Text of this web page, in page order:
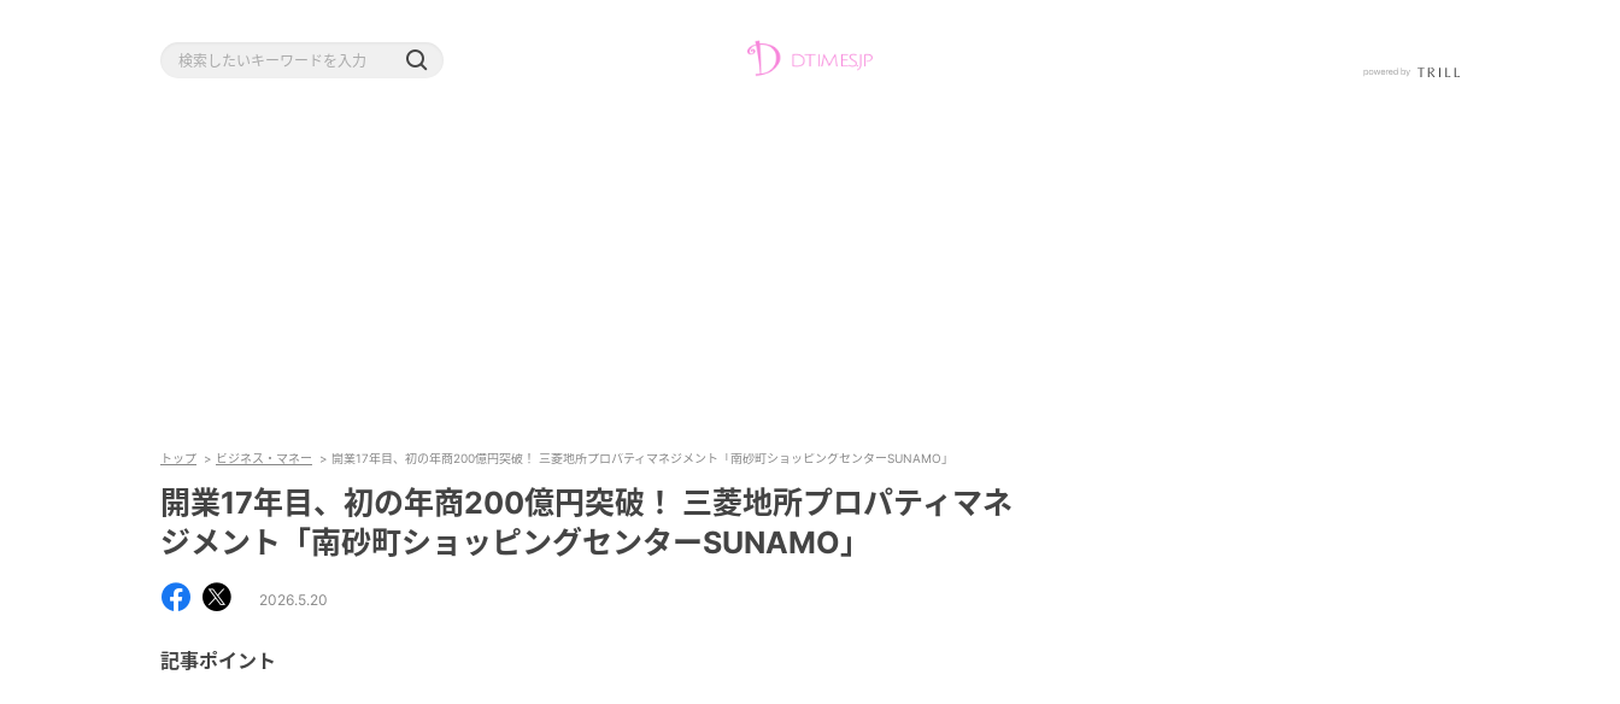
トップ ビジネス・マネー 開業17年目、初の年商200億円突破！ 三菱地所プロパティマネジメント「南砂町ショッピングセンターSUNAMO」
開業17年目、初の年商200億円突破！ 三菱地所プロパティマネ
ジメント「南砂町ショッピングセンターSUNAMO」
2026.5.20
記事ポイント